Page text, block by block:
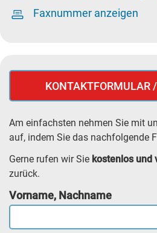
Faxnummer anzeigen
KONTAKTFORMULAR
Am einfachsten nehmen Sie mit
auf, indem Sie das nachfolgende
Gerne rufen wir Sie kostenlos und
zurück.
Vorname, Nachname